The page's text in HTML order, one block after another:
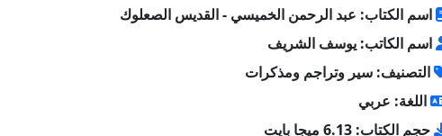
اسم الكتاب: عبد الرحمن الخميسي - القديس الصعلوك
اسم الكاتب: يوسف الشريف
التصنيف: سير وتراجم ومذكرات
اللغة: عربي
حجم الكتاب: 6.13 ميجا بايت